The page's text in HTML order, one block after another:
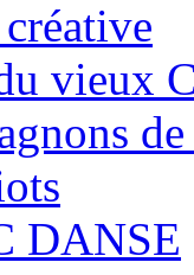
vieux
DANSE